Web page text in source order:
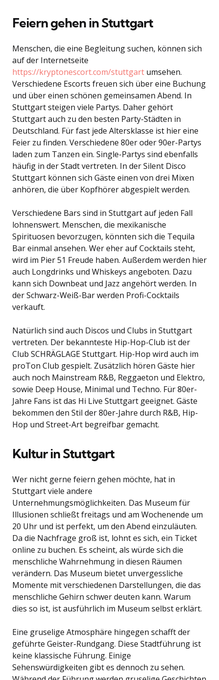
Feiern gehen in Stuttgart
Menschen, die eine Begleitung suchen, können sich
auf der Internetseite
https://kryptonescort.com/stuttgart umsehen.
Verschiedene Escorts freuen sich über eine Buchung
und über einen schönen gemeinsamen Abend. In
Stuttgart steigen viele Partys. Daher gehört
Stuttgart auch zu den besten Party-Städten in
Deutschland. Für fast jede Altersklasse ist hier eine
Feier zu finden. Verschiedene 80er oder 90er-Partys
laden zum Tanzen ein. Single-Partys sind ebenfalls
häufig in der Stadt vertreten. In der Silent Disco
Stuttgart können sich Gäste einen von drei Mixen
anhören, die über Kopfhörer abgespielt werden.
Verschiedene Bars sind in Stuttgart auf jeden Fall
lohnenswert. Menschen, die mexikanische
Spirituosen bevorzugen, könnten sich die Tequila
Bar einmal ansehen. Wer eher auf Cocktails steht,
wird im Pier 51 Freude haben. Außerdem werden hier
auch Longdrinks und Whiskeys angeboten. Dazu
kann sich Downbeat und Jazz angehört werden. In
der Schwarz-Weiß-Bar werden Profi-Cocktails
verkauft.
Natürlich sind auch Discos und Clubs in Stuttgart
vertreten. Der bekannteste Hip-Hop-Club ist der
Club SCHRÄGLAGE Stuttgart. Hip-Hop wird auch im
proTon Club gespielt. Zusätzlich hören Gäste hier
auch noch Mainstream R&B, Reggaeton und Elektro,
sowie Deep House, Minimal und Techno. Für 80er-
Jahre Fans ist das Hi Live Stuttgart geeignet. Gäste
bekommen den Stil der 80er-Jahre durch R&B, Hip-
Hop und Street-Art begreifbar gemacht.
Kultur in Stuttgart
Wer nicht gerne feiern gehen möchte, hat in
Stuttgart viele andere
Unternehmungsmöglichkeiten. Das Museum für
Illusionen schließt freitags und am Wochenende um
20 Uhr und ist perfekt, um den Abend einzuläuten.
Da die Nachfrage groß ist, lohnt es sich, ein Ticket
online zu buchen. Es scheint, als würde sich die
menschliche Wahrnehmung in diesen Räumen
verändern. Das Museum bietet unvergessliche
Momente mit verschiedenen Darstellungen, die das
menschliche Gehirn schwer deuten kann. Warum
dies so ist, ist ausführlich im Museum selbst erklärt.
Eine gruselige Atmosphäre hingegen schafft der
geführte Geister-Rundgang. Diese Stadtführung ist
keine klassische Führung. Einige
Sehenswürdigkeiten gibt es dennoch zu sehen.